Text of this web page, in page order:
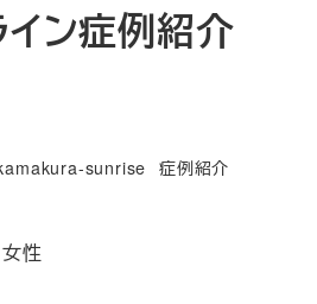
ン症例紹介
sunrise カテゴリー
症例紹介
性